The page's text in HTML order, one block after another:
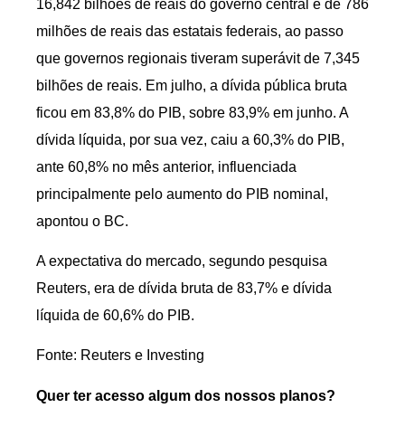
16,842 bilhões de reais do governo central e de 786
milhões de reais das estatais federais, ao passo
que governos regionais tiveram superávit de 7,345
bilhões de reais. Em julho, a dívida pública bruta
ficou em 83,8% do PIB, sobre 83,9% em junho. A
dívida líquida, por sua vez, caiu a 60,3% do PIB,
ante 60,8% no mês anterior, influenciada
principalmente pelo aumento do PIB nominal,
apontou o BC.
A expectativa do mercado, segundo pesquisa
Reuters, era de dívida bruta de 83,7% e dívida
líquida de 60,6% do PIB.
Fonte: Reuters e Investing
Quer ter acesso algum dos nossos planos?